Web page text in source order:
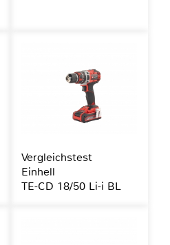
Vergleichstest
Einhell
TE-CD 18/50 Li-i BL